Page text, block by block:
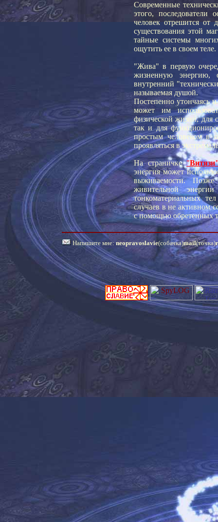
Современные
этого, последователи
человек отрешится от
существования этой
тайные системы
ощутить ее в своем теле.
"Жива" в первую
жизненную энергию,
внутренний
называемая душой.
Постепенно утончаясь
может им
физической жизни, для
так и для
простым человеком в
проявляться в
На страничке"
энергия может
выживаемости.
живительной
тонкоматериальных
случаев в не активном
с помощью обретенных
Напишите мне:neopravoslavie(собачка)mail(точка)